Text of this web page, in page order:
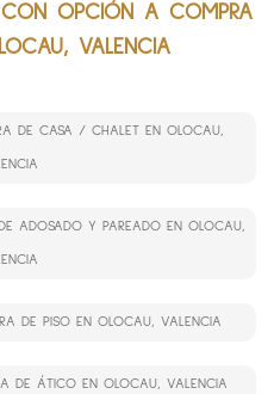
CON OPCIÓN A COMPRA
VALENCIA
DE CASA / CHALET EN OLOCAU,
ADOSADO Y PAREADO EN OLOCAU,
DE PISO EN OLOCAU, VALENCIA
DE ÁTICO EN OLOCAU, VALENCIA